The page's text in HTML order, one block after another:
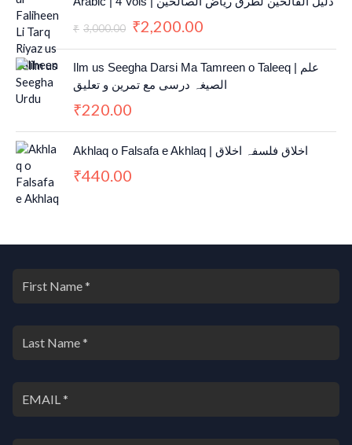
₹ 3,000.00 g
a
l
p
c
e
₹2,200.00
r
r
t
p
e
Ilm us Seegha Darsi Ma Tamreen o Taleeq | علم
الصیغہ درسی مع تمرین و تعلیق
₹220.00
Akhlaq o Falsafa e Akhlaq | اخلاق فلسفہ اخلاق
₹440.00